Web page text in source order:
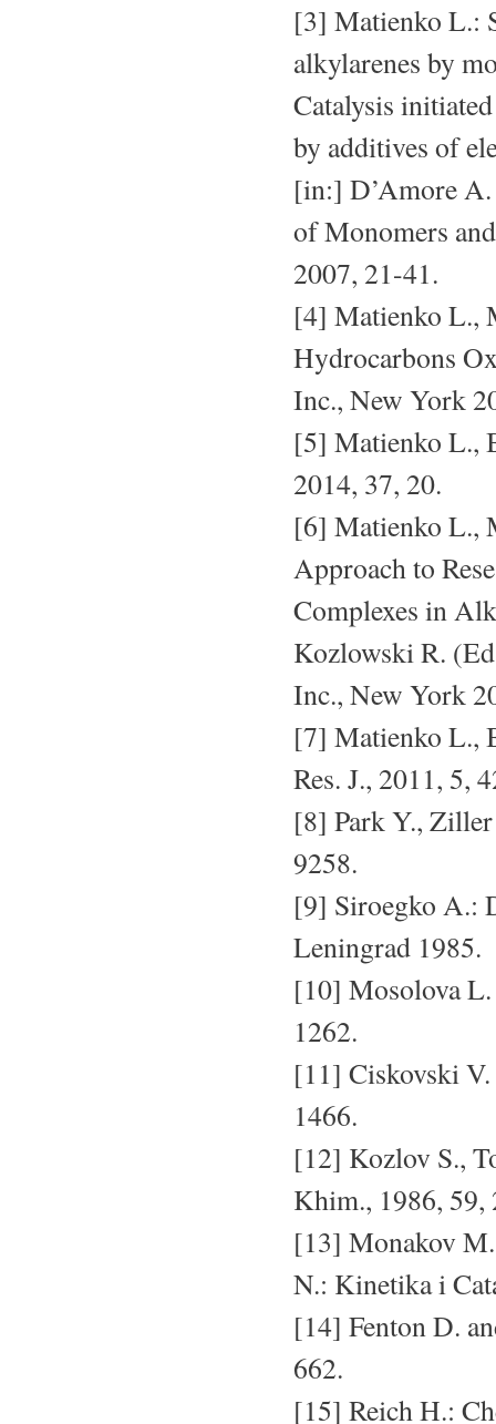
[3] Matienko L.:
alkylarenes by
Catalysis
by additives of
[in:] D’Amore A.
of Monomers
2007, 21-41.
[4] Matienko L.,
Hydrocarbons
Inc., New York
[5] Matienko L.,
2014, 37, 20.
[6] Matienko L.,
Approach to
Complexes in
Kozlowski R.
Inc., New York
[7] Matienko L.,
Res. J., 2011, 5,
[8] Park Y.,
9258.
[9] Siroegko A.:
Leningrad 1985.
[10] Mosolova
1262.
[11] Ciskovski
1466.
[12] Kozlov S.,
Khim., 1986, 59,
[13] Monakov
N.: Kinetika i
[14] Fenton D.
662.
[15] Reich H.: